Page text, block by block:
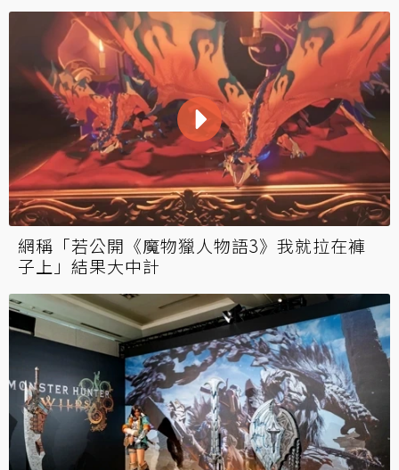
網稱「若公開《魔物獵人物語3》我就拉在褲
子上」結果大中計